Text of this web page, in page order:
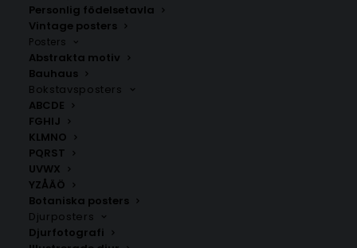
Personlig födelsetavla
Vintage posters
Posters
Abstrakta motiv
Bauhaus
Bokstavsposters
ABCDE
FGHIJ
KLMNO
PQRST
UVWX
YZÅÄÖ
Botaniska posters
Djurposters
Djurfotografi
ANDRA KÖPTE ÄVEN